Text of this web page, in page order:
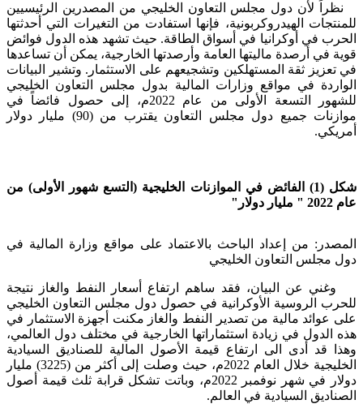
نظراً لأن دول مجلس التعاون الخليجي من المصدرين الرئيسيين
للمنتجات الهيدروكربونية، فإنها استفادت من التغيرات التي أحدثتها
الحرب في أوكرانيا في أسواق الطاقة. حيث تشهد هذه الدول فوائض
قوية في أرصدة ماليتها العامة وأرصدتها الخارجية، يمكن أن تساعدها
في تعزيز ثقة المستهلكين وتشجيعهم على الاستثمار. وتشير البيانات
الواردة في مواقع وزارات المالية بدول مجلس التعاون الخليجي
للشهور التسعة الأولى من عام 2022م، إلى حصول فائضاً في
موازنات جميع دول مجلس التعاون يقترب من (90) مليار دولار
أمريكي.
شكل (1) الفائض في الموازنات الخليجية (التسع شهور الأولى) من
عام 2022 " مليار دولار"
المصدر: من إعداد الباحث بالاعتماد على مواقع وزارة المالية في
دول مجلس التعاون الخليجي
وغني عن البيان، فقد ساهم ارتفاع أسعار النفط والغاز نتيجة
للحرب الروسية الأوكرانية في حصول دول مجلس التعاون الخليجي
على عوائد مالية من تصدير النفط والغاز مكنت أجهزة الاستثمار في
هذه الدول في زيادة استثماراتها الخارجية في مختلف دول العالمي،
وهذا قد أدى الى ارتفاع قيمة الأصول المالية للصناديق السيادية
الخليجية خلال العام 2022م، حيث وصلت إلى أكثر من (3225) مليار
دولار في شهر نوفمبر 2022م، وباتت تشكل قرابة ثلث قيمة أصول
الصناديق السيادية في العالم.